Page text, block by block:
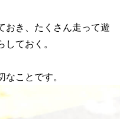
おき、たくさん走って遊
ておく。
ことです。